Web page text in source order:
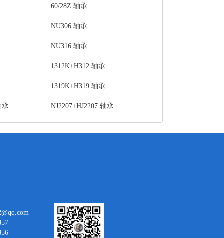
60/28Z 轴承
NU306 轴承
NU316 轴承
1312K+H312 轴承
1319K+H319 轴承
承 NJ2207+HJ2207 轴承